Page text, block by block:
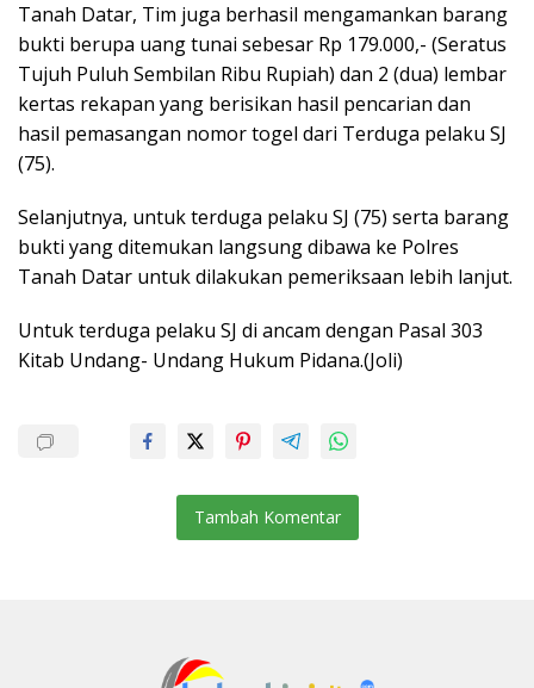
Tanah Datar, Tim juga berhasil mengamankan barang
bukti berupa uang tunai sebesar Rp 179.000,- (Seratus
Tujuh Puluh Sembilan Ribu Rupiah) dan 2 (dua) lembar
kertas rekapan yang berisikan hasil pencarian dan
hasil pemasangan nomor togel dari Terduga pelaku SJ
(75).
Selanjutnya, untuk terduga pelaku SJ (75) serta barang
bukti yang ditemukan langsung dibawa ke Polres
Tanah Datar untuk dilakukan pemeriksaan lebih lanjut.
Untuk terduga pelaku SJ di ancam dengan Pasal 303
Kitab Undang- Undang Hukum Pidana.(Joli)
Tambah Komentar